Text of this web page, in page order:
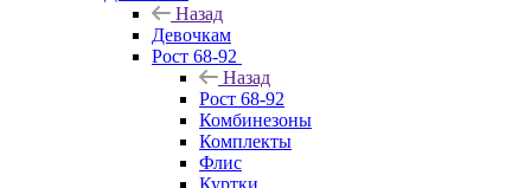
Назад
Девочкам
Рост 68-92
Назад
Рост 68-92
Комбинезоны
Комплекты
Флис
Куртки